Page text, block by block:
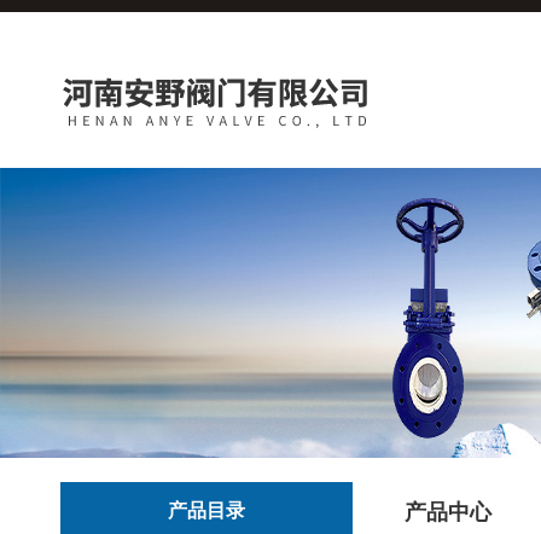
产品目录 产品中心